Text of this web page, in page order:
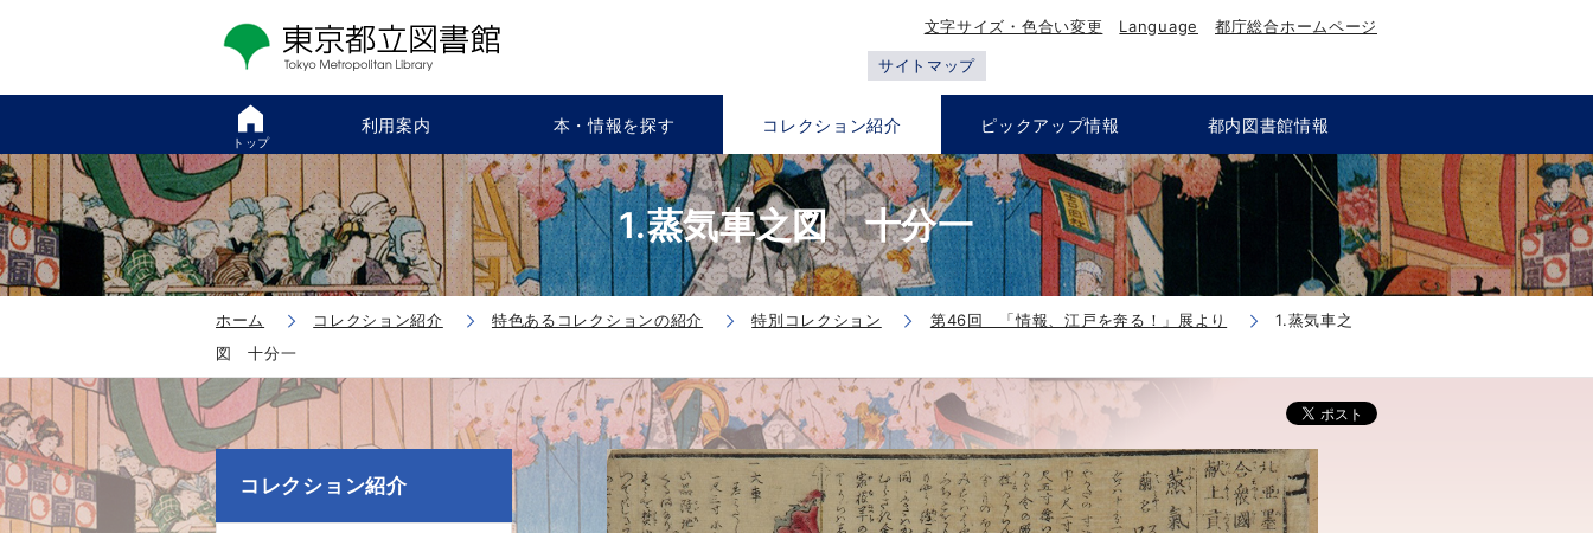
文字サイズ・色合い変更 Language 都庁総合ホームページ
サイトマップ
トップ
利用案内 本・情報を探す コレクション紹介 ピックアップ情報 都内図書館情報
1.蒸気車之図 十分一
ホーム コレクション紹介 特色あるコレクションの紹介 特別コレクション 第46回 「情報、江戸を奔る！」展より
1.蒸気車之
図 十分一
コレクション紹介